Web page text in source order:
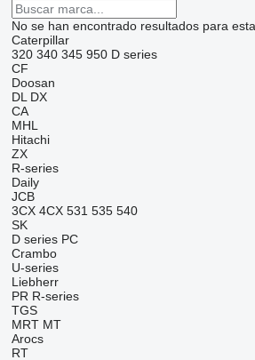
No se han encontrado resultados para
Caterpillar
320 340 345 950 D series
CF
Doosan
DL DX
CA
MHL
Hitachi
ZX
R-series
Daily
JCB
3CX 4CX 531 535 540
SK
D series PC
Crambo
U-series
Liebherr
PR R-series
TGS
MRT MT
Arocs
RT